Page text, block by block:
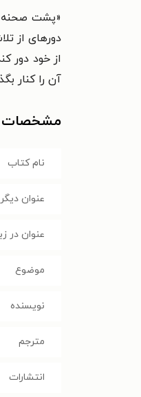
«پشت
دورهای از
از خود دور
آن را کنار
مشخصات
نام کتاب
عنوان دیگر
عنوان در
موضوع
نویسنده
مترجم
انتشارات